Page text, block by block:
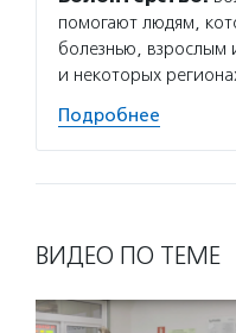
помогают людям,
болезнью, взрослым
и некоторых
Подробнее
ВИДЕО ПО ТЕМЕ